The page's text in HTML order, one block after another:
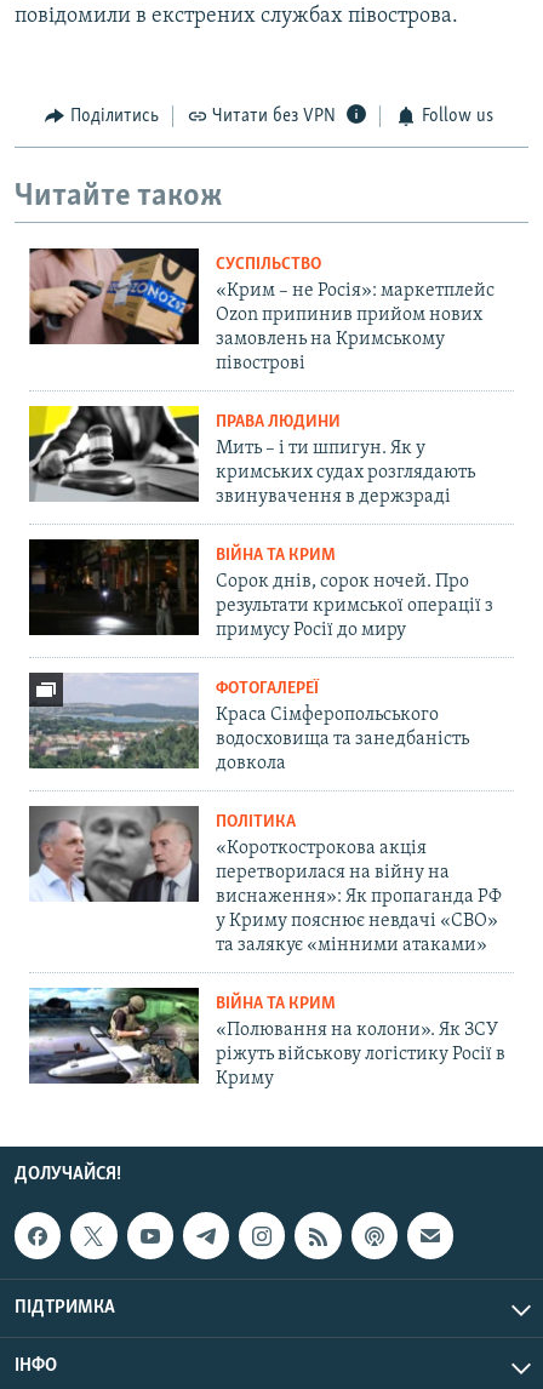
повідомили в екстрених службах півострова.
Поділитись Читати без VPN Follow us
Читайте також
СУСПІЛЬСТВО
«Крим – не Росія»: маркетплейс
Ozon припинив прийом нових
замовлень на Кримському
півострові
ПРАВА ЛЮДИНИ
Мить – і ти шпигун. Як у
кримських судах розглядають
звинувачення в держзраді
ВІЙНА ТА КРИМ
Сорок днів, сорок ночей. Про
результати кримської операції з
примусу Росії до миру
ФОТОГАЛЕРЕЇ
Краса Сімферопольського
водосховища та занедбаність
довкола
ПОЛІТИКА
«Короткострокова акція
перетворилася на війну на
виснаження»: Як пропаганда РФ
у Криму пояснює невдачі «СВО»
та залякує «мінними атаками»
ВІЙНА ТА КРИМ
«Полювання на колони». Як ЗСУ
ріжуть військову логістику Росії в
Криму
ДОЛУЧАЙСЯ!
ПІДТРИМКА
ІНФО